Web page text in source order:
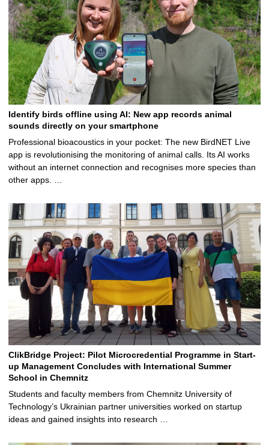
Identify birds offline using AI: New app records animal
sounds directly on your smartphone
Professional bioacoustics in your pocket: The new BirdNET Live
app is revolutionising the monitoring of animal calls. Its AI works
without an internet connection and recognises more species than
other apps. …
ClikBridge Project: Pilot Microcredential Programme in Start-
up Management Concludes with International Summer
School in Chemnitz
Students and faculty members from Chemnitz University of
Technology’s Ukrainian partner universities worked on startup
ideas and gained insights into research …